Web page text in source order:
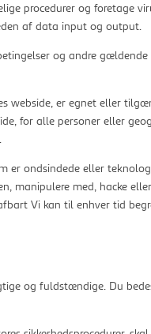
procedurer og foretage
af data input og output.
og andre
webside, er egnet eller
for alle personer eller
er ondsindede eller
manipulere med, hacke
Vi kan til enhver tid
og fuldstændige. Du